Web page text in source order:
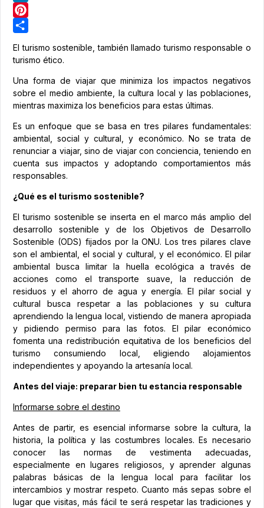
LinkedIn
Pinterest
El turismo sostenible, también llamado turismo responsable o
turismo ético.
Una forma de viajar que minimiza los impactos negativos
sobre el medio ambiente, la cultura local y las poblaciones,
mientras maximiza los beneficios para estas últimas.
Es un enfoque que se basa en tres pilares fundamentales:
ambiental, social y cultural, y económico. No se trata de
renunciar a viajar, sino de viajar con conciencia, teniendo en
cuenta sus impactos y adoptando comportamientos más
responsables.
¿Qué es el turismo sostenible?
El turismo sostenible se inserta en el marco más amplio del
desarrollo sostenible y de los Objetivos de Desarrollo
Sostenible (ODS) fijados por la ONU. Los tres pilares clave
son el ambiental, el social y cultural, y el económico. El pilar
ambiental busca limitar la huella ecológica a través de
acciones como el transporte suave, la reducción de
residuos y el ahorro de agua y energía. El pilar social y
cultural busca respetar a las poblaciones y su cultura
aprendiendo la lengua local, vistiendo de manera apropiada
y pidiendo permiso para las fotos. El pilar económico
fomenta una redistribución equitativa de los beneficios del
turismo consumiendo local, eligiendo alojamientos
independientes y apoyando la artesanía local.
Antes del viaje: preparar bien tu estancia responsable
Informarse sobre el destino
Antes de partir, es esencial informarse sobre la cultura, la
historia, la política y las costumbres locales. Es necesario
conocer las normas de vestimenta adecuadas,
especialmente en lugares religiosos, y aprender algunas
palabras básicas de la lengua local para facilitar los
intercambios y mostrar respeto. Cuanto más sepas sobre el
lugar que visitas, más fácil te será respetar las tradiciones y